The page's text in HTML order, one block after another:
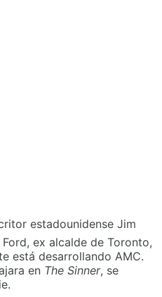
estadounidense Jim
ex alcalde de Toronto,
está desarrollando AMC.
en The Sinner, se